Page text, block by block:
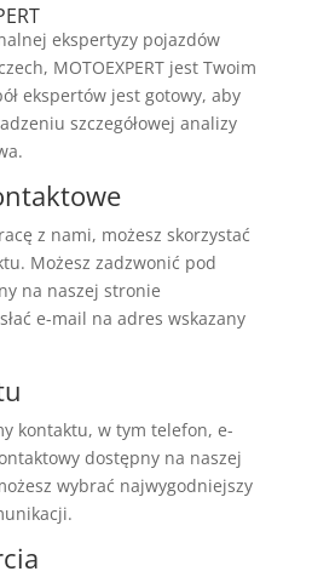
ekspertyzy pojazdów
MOTOEXPERT jest Twoim
ekspertów jest gotowy, aby
szczegółowej analizy
z nami, możesz skorzystać
Możesz zadzwonić pod
na naszej stronie
e-mail na adres wskazany
kontaktu, w tym telefon, e-
dostępny na naszej
wybrać najwygodniejszy